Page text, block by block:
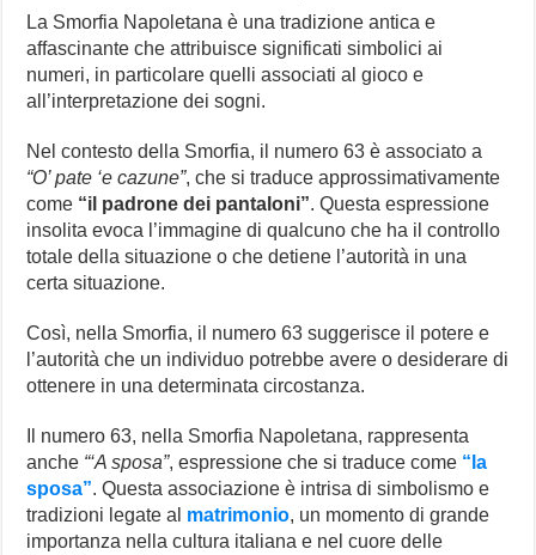
La Smorfia Napoletana è una tradizione antica e
affascinante che attribuisce significati simbolici ai
numeri, in particolare quelli associati al gioco e
all’interpretazione dei sogni.
Nel contesto della Smorfia, il numero 63 è associato a
“O’ pate ‘e cazune”, che si traduce approssimativamente
come “il padrone dei pantaloni”. Questa espressione
insolita evoca l’immagine di qualcuno che ha il controllo
totale della situazione o che detiene l’autorità in una
certa situazione.
Così, nella Smorfia, il numero 63 suggerisce il potere e
l’autorità che un individuo potrebbe avere o desiderare di
ottenere in una determinata circostanza.
Il numero 63, nella Smorfia Napoletana, rappresenta
anche “‘A sposa”, espressione che si traduce come “la
sposa”. Questa associazione è intrisa di simbolismo e
tradizioni legate al matrimonio, un momento di grande
importanza nella cultura italiana e nel cuore delle